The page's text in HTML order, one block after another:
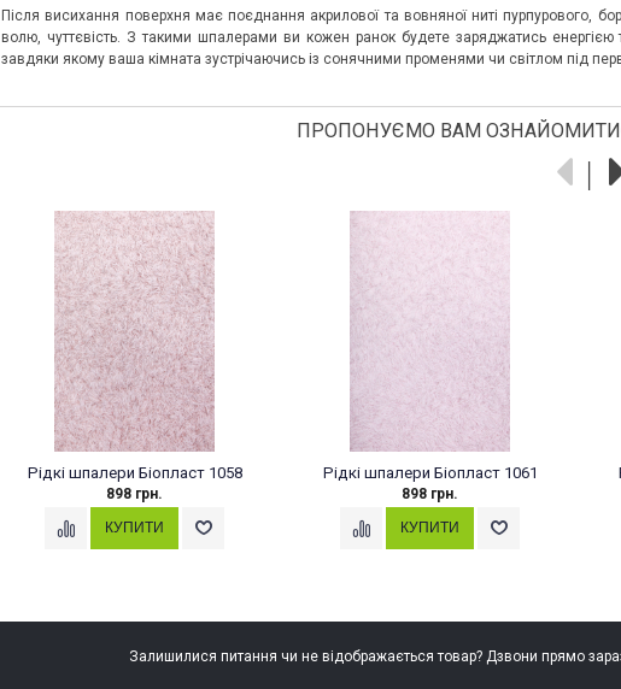
Після висихання поверхня має поєднання акрилової та вовняної ниті пурпурового,
волю, чуттєвість. З такими шпалерами ви кожен ранок будете заряджатись
завдяки якому ваша кімната зустрічаючись із сонячними променями чи світлом під
ПРОПОНУЄМО ВАМ
Рідкі шпалери Біопласт 1058
898 грн.
Рідкі шпалери Біопласт 1061
898 грн.
Залишилися питання чи не відображається товар? Дзвони прямо